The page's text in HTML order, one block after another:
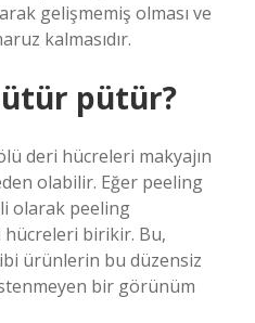
gelişmemiş olması ve
kalmasıdır.
pütür?
deri hücreleri makyajın
olabilir. Eğer peeling
olarak peeling
hücreleri birikir. Bu,
ürünlerin bu düzensiz
bir görünüm